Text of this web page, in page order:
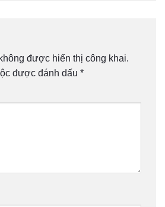
được hiển thị công khai.
được đánh dấu *